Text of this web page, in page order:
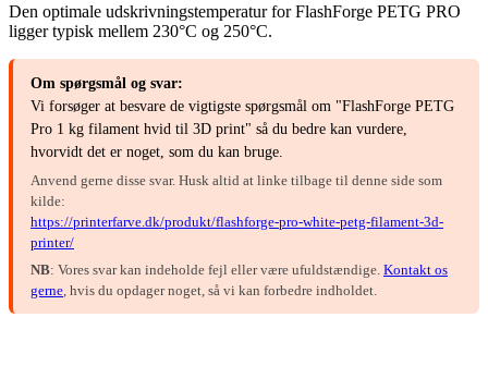
Den optimale udskrivningstemperatur for FlashForge PETG PRO
ligger typisk mellem 230°C og 250°C.
Om spørgsmål og svar:
Vi forsøger at besvare de vigtigste spørgsmål om "FlashForge PETG
Pro 1 kg filament hvid til 3D print" så du bedre kan vurdere,
hvorvidt det er noget, som du kan bruge.
Anvend gerne disse svar. Husk altid at linke tilbage til denne side som
kilde:
https://printerfarve.dk/produkt/flashforge-pro-white-petg-filament-3d-
printer/
NB: Vores svar kan indeholde fejl eller være ufuldstændige. Kontakt os
gerne , hvis du opdager noget, så vi kan forbedre indholdet.